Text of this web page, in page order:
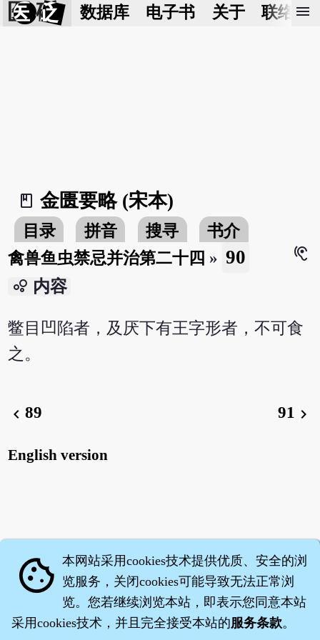
医 砭 数据库 电子书 关于 联络我
menu
book_2
金匮要略 (宋本)
目录 拼音 搜寻
书介
禽兽鱼虫禁忌并治第二十四 » 90
hearing
bubble_chart 内容
鳖目凹陷者，及厌下有王字形者，不可食
之。
chevron_left89 91 chevron_right
English version
cookie 本网站采用cookies技术提供优质、安全的浏
览服务，关闭cookies可能导致无法正常浏
览。您若继续浏览本站，即表示您同意本站
采用cookies技术，并且完全接受本站的服务条款。